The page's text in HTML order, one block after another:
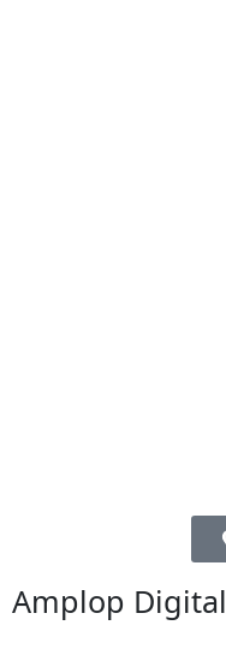
Amplop Digital